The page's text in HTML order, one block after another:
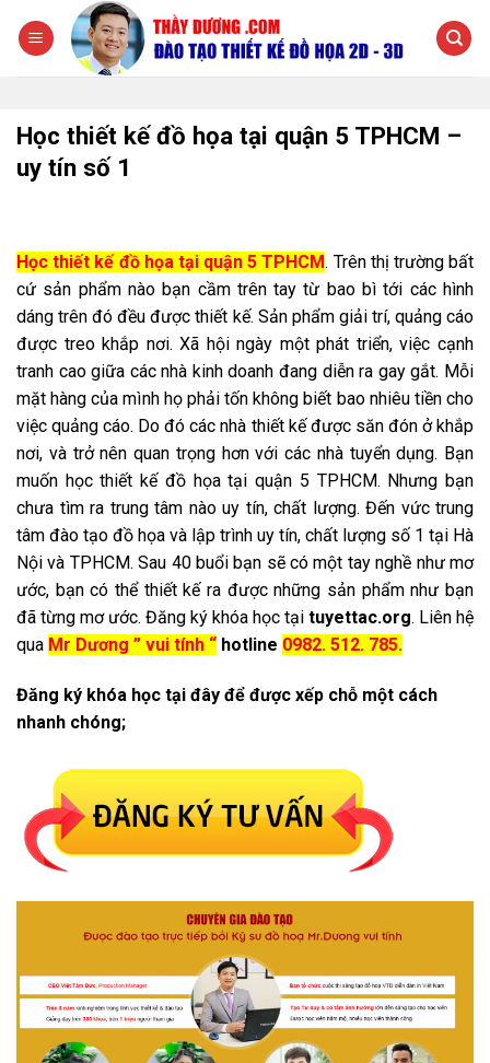
đến
Học thiết kế đồ họa tại quận 5 TPHCM –
uy tín số 1
Học thiết kế đồ họa tại quận 5 TPHCM. Trên thị trường bất
cứ sản phẩm nào bạn cầm trên tay từ bao bì tới các hình
dáng trên đó đều được thiết kế. Sản phẩm giải trí, quảng cáo
được treo khắp nơi. Xã hội ngày một phát triển, việc cạnh
tranh cao giữa các nhà kinh doanh đang diễn ra gay gắt. Mỗi
mặt hàng của mình họ phải tốn không biết bao nhiêu tiền cho
việc quảng cáo. Do đó các nhà thiết kế được săn đón ở khắp
nơi, và trở nên quan trọng hơn với các nhà tuyển dụng. Bạn
muốn học thiết kế đồ họa tại quận 5 TPHCM. Nhưng bạn
chưa tìm ra trung tâm nào uy tín, chất lượng. Đến vức trung
tâm đào tạo đồ họa và lập trình uy tín, chất lượng số 1 tại Hà
Nội và TPHCM. Sau 40 buổi bạn sẽ có một tay nghề như mơ
ước, bạn có thể thiết kế ra được những sản phẩm như bạn
đã từng mơ ước. Đăng ký khóa học tại tuyettac.org. Liên hệ
qua Mr Dương ” vui tính “ hotline 0982. 512. 785.
Đăng ký khóa học tại đây để được xếp chỗ một cách
nhanh chóng;